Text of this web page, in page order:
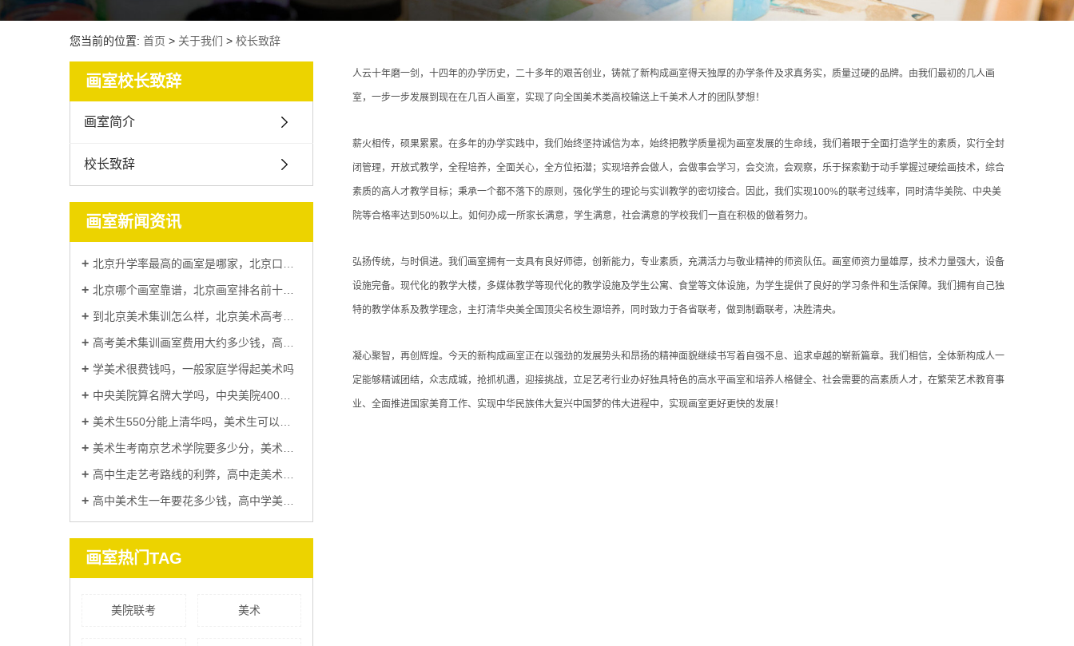
您当前的位置: 首页 > 关于我们 > 校长致辞
画室校长致辞
画室简介
校长致辞
画室新闻资讯
北京升学率最高的画室是哪家，北京口碑比较好的画室排名
北京哪个画室靠谱，北京画室排名前十位哪个画室比较好
到北京美术集训怎么样，北京美术高考集训到底多少钱
高考美术集训画室费用大约多少钱，高考美术集训哪里比较好
学美术很费钱吗，一般家庭学得起美术吗
中央美院算名牌大学吗，中央美院400分能考上吗
美术生550分能上清华吗，美术生可以考清华大学吗
美术生考南京艺术学院要多少分，美术生最吃香的五大专业
高中生走艺考路线的利弊，高中走美术生有出路吗
高中美术生一年要花多少钱，高中学美术好还是学纯文化课好
画室热门TAG
美院联考 美术
人云十年磨一剑，十四年的办学历史，二十多年的艰苦创业，铸就了新构成画室得天独厚的办学条件及求真务实，质量过硬的品牌。由我们最初的几人画
室，一步一步发展到现在在几百人画室，实现了向全国美术类高校输送上千美术人才的团队梦想！
薪火相传，硕果累累。在多年的办学实践中，我们始终坚持诚信为本，始终把教学质量视为画室发展的生命线，我们着眼于全面打造学生的素质，实行全封
闭管理，开放式教学，全程培养，全面关心，全方位拓潜；实现培养会做人，会做事会学习，会交流，会观察，乐于探索勤于动手掌握过硬绘画技术，综合
素质的高人才教学目标；秉承一个都不落下的原则，强化学生的理论与实训教学的密切接合。因此，我们实现100%的联考过线率，同时清华美院、中央美
院等合格率达到50%以上。如何办成一所家长满意，学生满意，社会满意的学校我们一直在积极的做着努力。
弘扬传统，与时俱进。我们画室拥有一支具有良好师德，创新能力，专业素质，充满活力与敬业精神的师资队伍。画室师资力量雄厚，技术力量强大，设备
设施完备。现代化的教学大楼，多媒体教学等现代化的教学设施及学生公寓、食堂等文体设施，为学生提供了良好的学习条件和生活保障。我们拥有自己独
特的教学体系及教学理念，主打清华央美全国顶尖名校生源培养，同时致力于各省联考，做到制霸联考，决胜清央。
凝心聚智，再创辉煌。今天的新构成画室正在以强劲的发展势头和昂扬的精神面貌继续书写着自强不息、追求卓越的崭新篇章。我们相信，全体新构成人一
定能够精诚团结，众志成城，抢抓机遇，迎接挑战，立足艺考行业办好独具特色的高水平画室和培养人格健全、社会需要的高素质人才，在繁荣艺术教育事
业、全面推进国家美育工作、实现中华民族伟大复兴中国梦的伟大进程中，实现画室更好更快的发展！